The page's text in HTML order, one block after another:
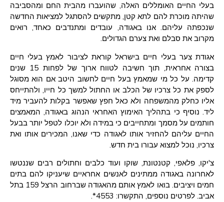
בעלי החיים האומללים האלה, שהועברו מהבית החם ומהסביבה
שהיתה מוכרת להם לתא קטן, מתקשים להסתגל למציאות החדשה
שנכפתה עליהם. אנו באגודה, עובדים ומתנדבים כאחד, רואים
מקרוב את סבלם ואת צערם הגדולים.
אגודת צער בעלי חיים בישראל קוראת לציבור לאמץ בעלי חיים
בצורה אחראית, תוך חשיבה לטווח ארוך של לפחות 15 שנים
קדימה. על כל מי שמאמץ בעל חיים לחשוב היטב אם הוא מסוגל
לספק את כל צרכיו של הכלב או החתול למשך כל חייו, ולהתייחס
אליו כחלק מהמשפחה ולא כאל חפץ שאפשר בקלות להעביר מיד
ליד. נוסיף כי בתהליך האימוץ האחראי הנהוג באגודה, המאמצים
חותמים על מסמך ומתחייבים כי במידה ולא יוכלו לטפל יותר בבעל
החיים עליהם להחזיר אותו לאגודה כדי שאנו, המכירים אותו ואת
צרכיו, נוכל למצוא עבורו בית חדש.
צ'יקו, פלאפי, קטנטונת, שוקו ועוד כלבים וחתולים רבים שננטשו
לאחרונה באגודה ממתינים לאנשים אחראיים שיעניקו להם בתים
חמים ויציבים. בואו לאמץ אותם מהאגודה שברחוב הרצל 159 בתל
אביב. לפרטים נוספים, התקשרו: 4553*.